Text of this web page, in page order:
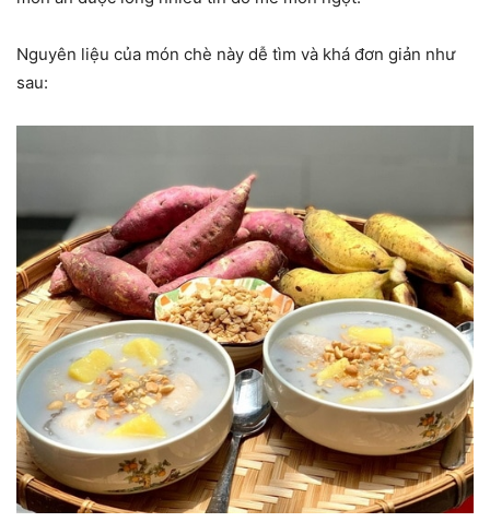
Nguyên liệu của món chè này dễ tìm và khá đơn giản như
sau: